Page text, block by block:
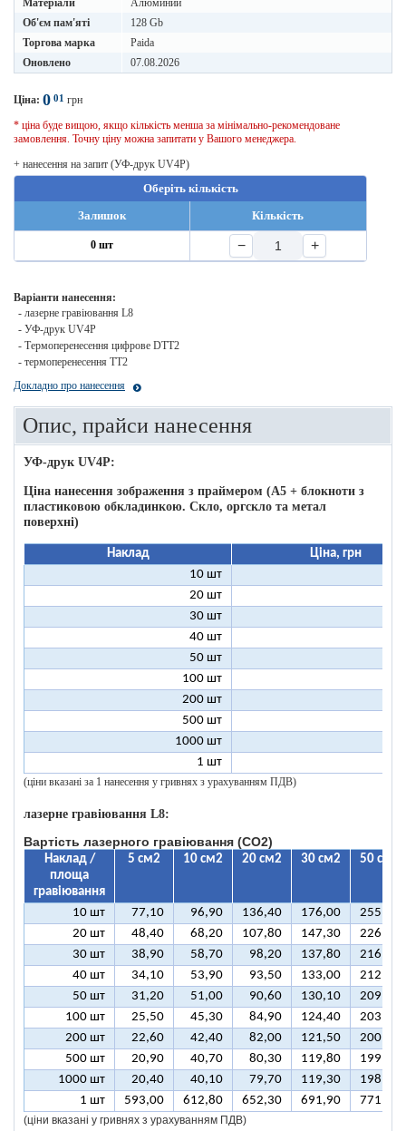
Матеріали
Алюминий
Об'єм пам'яті
128 Gb
Торгова марка
Paida
Оновлено
07.08.2026
Ціна: 0 01 грн
* ціна буде вищою, якщо кількість менша за мінімально-рекомендоване
замовлення. Точну ціну можна запитати у Вашого менеджера.
+ нанесення на запит (УФ-друк UV4P)
Оберіть кількість
Залишок
Кількість
0 шт − +
Варіанти нанесення:
- лазерне гравіювання L8
- УФ-друк UV4P
- Термоперенесення цифрове DTT2
- термоперенесення ТТ2
Докладно про нанесення
Опис, прайси нанесення
УФ-друк UV4P:
Ціна нанесення зображення з праймером (А5 + блокноти з
пластиковою обкладинкою. Скло, оргскло та метал
поверхні)
Наклад
Ціна, грн
10 шт
20 шт
30 шт
40 шт
50 шт
100 шт
200 шт
500 шт
1000 шт
1 шт
(ціни вказані за 1 нанесення у гривнях з урахуванням ПДВ)
лазерне гравіювання L8:
Вартість лазерного гравіювання (CO2)
Наклад /
площа
гравіювання
5 см2 10 см2 20 см2 30 см2 50 см2
10 шт 77,10 96,90 136,40 176,00
255,10
20 шт
48,40 68,20 107,80 147,30
226,50
30 шт
38,90 58,70 98,20 137,80
216,90
40 шт
34,10 53,90 93,50 133,00
212,10
50 шт
31,20 51,00 90,60 130,10
209,30
100 шт
25,50 45,30 84,90 124,40
203,50
200 шт
22,60 42,40 82,00 121,50
200,70
500 шт
20,90 40,70 80,30 119,80
199,00
1000 шт
20,40 40,10 79,70 119,30
198,40
1 шт
593,00 612,80 652,30 691,90 771,00
(ціни вказані у гривнях з урахуванням ПДВ)